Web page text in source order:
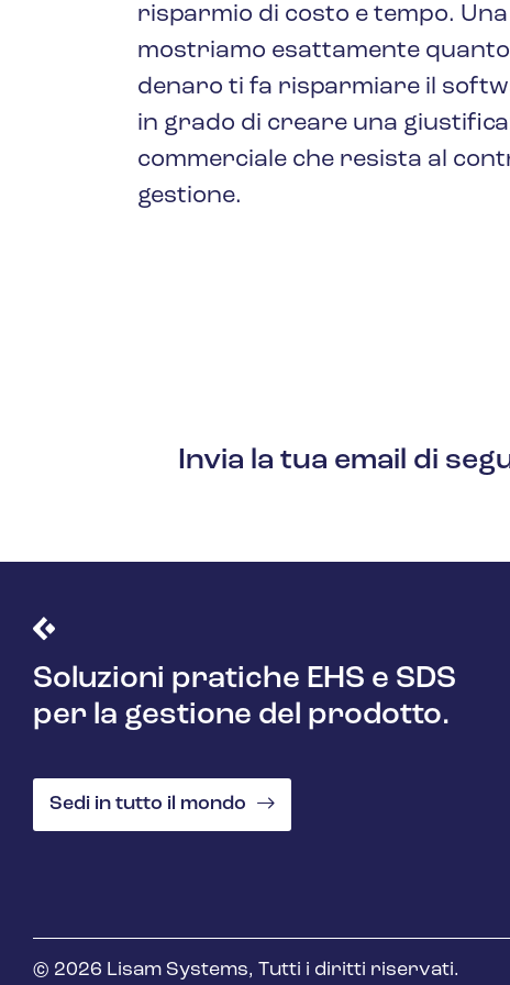
Petrolio e gas
risparmio di costo e tempo.
mostriamo esattamente
denaro ti fa risparmiare il
in grado di creare una
commerciale che resista al
gestione.
Invia la tua email di
Soluzioni pratiche EHS e SDS
per la gestione del prodotto.
Sedi in tutto il mondo
© 2026 Lisam Systems, Tutti i diritti riservati.